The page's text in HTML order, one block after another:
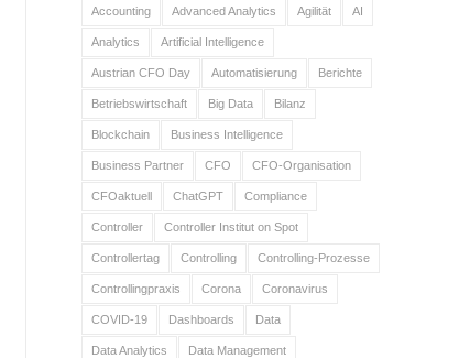
Accounting Advanced Analytics Agilität AI
Analytics Artificial Intelligence
Austrian CFO Day Automatisierung Berichte
Betriebswirtschaft Big Data Bilanz
Blockchain Business Intelligence
Business Partner CFO CFO-Organisation
CFOaktuell ChatGPT Compliance
Controller Controller Institut on Spot
Controllertag Controlling Controlling-Prozesse
Controllingpraxis Corona Coronavirus
COVID-19 Dashboards Data
Data Analytics Data Management